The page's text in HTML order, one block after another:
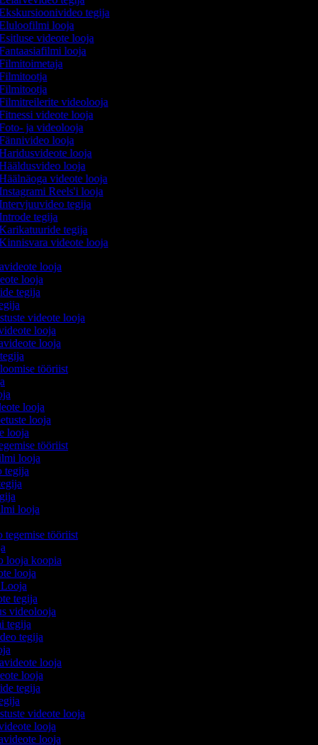
tegija
looja
videote looja
looja
videolooja
videote looja
ja videolooja
looja
looja
looja
videote looja
Reels'i looja
tegija
tegija
tegija
videote looja
looja
looja
tegija
videote looja
looja
looja
tööriist
looja
looja
looja
tööriist
looja
tegija
looja
tegemise tööriist
looja koopia
looja
tegija
videolooja
tegija
tegija
looja
looja
tegija
videote looja
looja
looja